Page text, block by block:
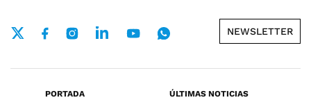
NEWSLETTER
PORTADA
ÚLTIMAS NOTICIAS